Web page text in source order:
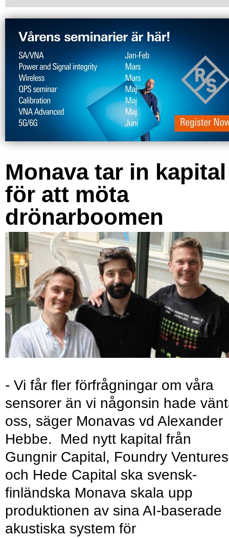
Monava tar in kapital
för att möta
drönarboomen
- Vi får fler förfrågningar om våra
sensorer än vi någonsin hade
oss, säger Monavas vd Alexander
Hebbe. Med nytt kapital från
Gungnir Capital, Foundry Ventures
och Hede Capital ska svensk-
finländska Monava skala upp
produktionen av sina AI-baserade
akustiska system för